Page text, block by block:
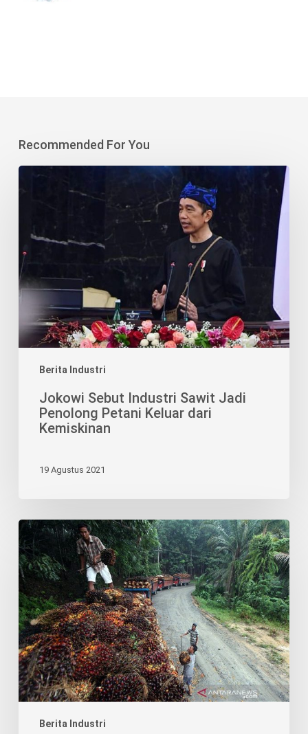
Recommended For You
Berita Industri
Jokowi
Sebut
Jadi
Penolong
Petani
Keluar
Kemiskinan
Jokowi Sebut Industri Sawit Jadi
Penolong Petani Keluar dari
Kemiskinan
19 Agustus 2021
Berita Industri
Industri
sawit
serap
2.400
pekerja
Orang
Asli
Papua